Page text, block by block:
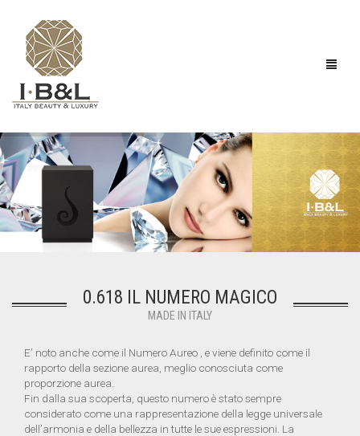
BEAUTY
LA STORIA
I NOSTRI TRATTAMENTI
CREMA CONTORNO OCCHI
NUOVA LINEA
STINGRAY NIGHT CLUTCH
SLEEVES
CONTATTI
BLOG
0.618 IL NUMERO MAGICO
MADE IN ITALY
E’ noto anche come il Numero Aureo , e viene definito come il
rapporto della sezione aurea, meglio conosciuta come
proporzione aurea.
Fin dalla sua scoperta, questo numero è stato sempre
considerato come una rappresentazione della legge universale
dell’armonia e della bellezza in tutte le sue espressioni. La